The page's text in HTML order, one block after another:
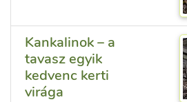
Kankalinok – a
tavasz egyik
kedvenc kerti
virága